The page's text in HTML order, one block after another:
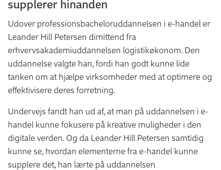
supplerer hinanden
Udover professionsbacheloruddannelsen i e-handel er
Leander Hill Petersen dimittend fra
erhvervsakademiuddannelsen logistikøkonom. Den
uddannelse valgte han, fordi han godt kunne lide
tanken om at hjælpe virksomheder med at optimere og
effektivisere deres forretning.
Undervejs fandt han ud af, at man på uddannelsen i e-
handel kunne fokusere på kreative muligheder i den
digitale verden. Og da Leander Hill Petersen samtidig
kunne se, hvordan elementerne fra e-handel kunne
supplere det, han lærte på uddannelsen